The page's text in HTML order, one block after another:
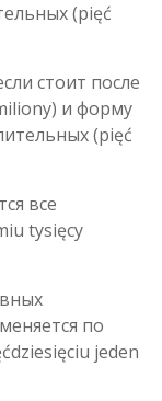
(pięć
стоит после
и форму
(pięć
все
tysięcy
по
jeden